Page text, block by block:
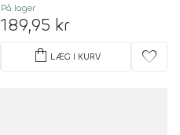
På lager
189,95 kr
shopping_bag LÆG I KURV favorite